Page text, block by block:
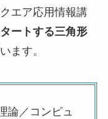
エア応用情報講
ートする三角形
ます。
論／コンピュ